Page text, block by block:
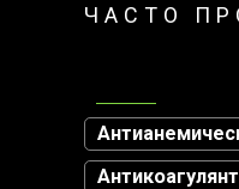
ЧАСТО